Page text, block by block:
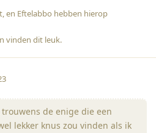
, en Eftelabbo hebben hierop
vinden dit leuk.
trouwens de enige die een
lekker knus zou vinden als ik